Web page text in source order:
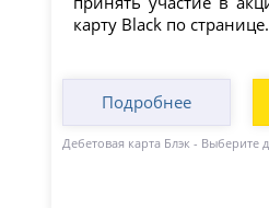
карту Black по
Подробнее
Дебетовая карта Блэк - Выберите